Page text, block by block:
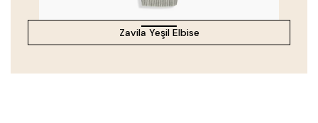
Zavila Yeşil Elbise